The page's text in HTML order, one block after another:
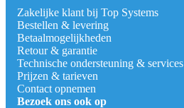
Zakelijke klant bij Top Systems
Bestellen & levering
Betaalmogelijkheden
Retour & garantie
Technische ondersteuning & services
Prijzen & tarieven
Contact opnemen
Bezoek ons ook op